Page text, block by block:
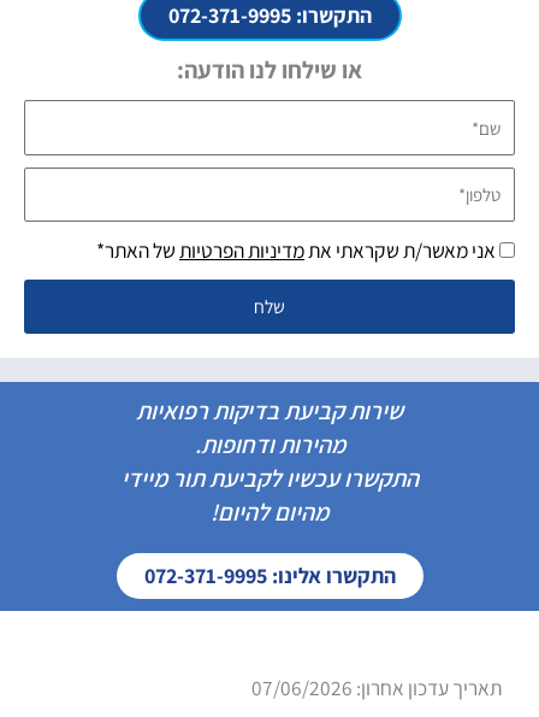
התקשרו: 072-371-9995
או שילחו לנו הודעה:
טלפון*
אני מאשר/ת שקראתי אתמדיניות הפרטיותשל האתר*
שלח
שירות קביעת בדיקות רפואיות
מהירות ודחופות.
התקשרו עכשיו לקביעת תור מיידי
מהיום להיום!
התקשרו אלינו: 072-371-9995
תאריך עדכון אחרון: 07/06/2026